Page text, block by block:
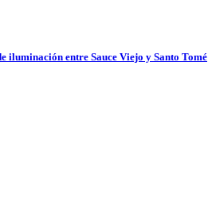
iluminación entre Sauce Viejo y Santo Tomé